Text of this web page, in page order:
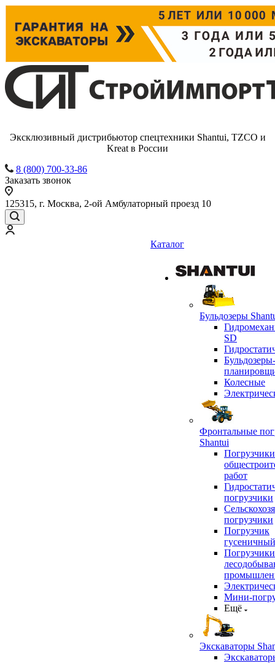
Эксклюзивный дистрибьютор спецтехники Shantui, TZCO и
Kreat в России
8 (800) 700-33-86
Заказать звонок
125315, г. Москва, 2-ой Амбулаторный проезд 10
Каталог
Бульдозеры
SD
Бульдозеры-
Колесные
Фронтальные
Shantui
работ
погрузчики
погрузчики
Погрузчик
гусеничный
Мини-
Ещё
Экскаваторы